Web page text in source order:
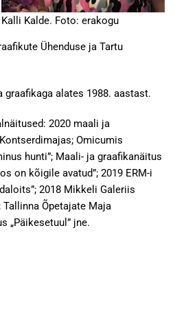
Kalli Kalde. Foto: erakogu
Ühenduse ja Tartu
alates 1988. aastast.
2020 maali ja
Omicumis
hunti”; Maali- ja graafikanäitus
on kõigile avatud”; 2019 ERM-i
2018 Mikkeli Galeriis
Õpetajate Maja
„Päikesetuul” jne.